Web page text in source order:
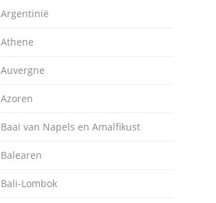
Argentinië
Athene
Auvergne
Azoren
Baai van Napels en Amalfikust
Balearen
Bali-Lombok